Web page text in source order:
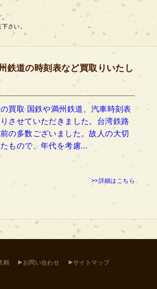
さい。
道の時刻表など買取りいたし
買取 国鉄や満州鉄道、汽車時刻表
させていただきました。台湾鉄路
の多数ございました。故人の大切
もので、年代を考慮...
>>詳細はこちら
頼 ▸ お問い合わせ ▸サイトマップ